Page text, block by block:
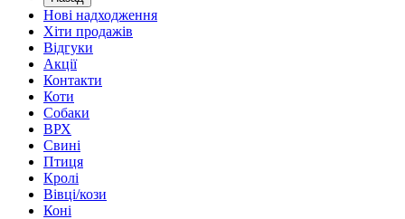
Нові надходження
Хіти продажів
Відгуки
Акції
Контакти
Коти
Собаки
ВРХ
Свині
Птиця
Кролі
Вівці/кози
Коні